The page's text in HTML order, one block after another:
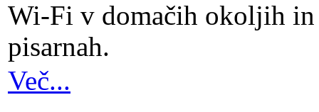
Wi-Fi v domačih okoljih in
pisarnah.
Več...